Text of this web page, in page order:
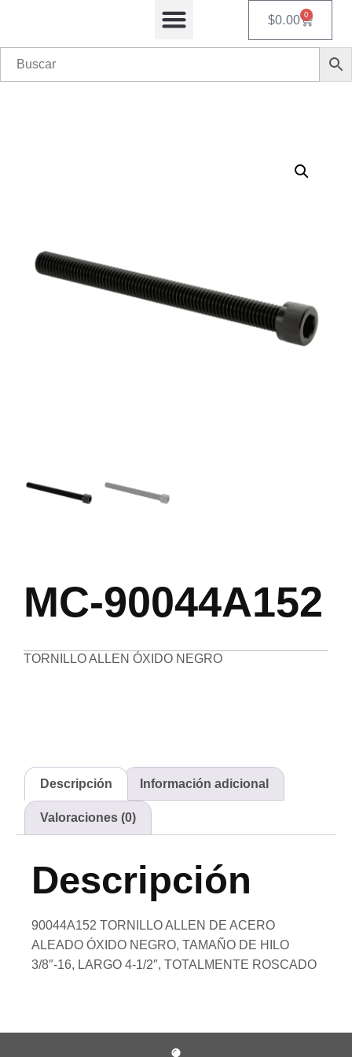
$0.00 0
MC-90044A152
TORNILLO ALLEN ÓXIDO NEGRO
Descripción Información adicional
Valoraciones (0)
Descripción
90044A152 TORNILLO ALLEN DE ACERO
ALEADO ÓXIDO NEGRO, TAMAÑO DE HILO
3/8″-16, LARGO 4-1/2″, TOTALMENTE ROSCADO